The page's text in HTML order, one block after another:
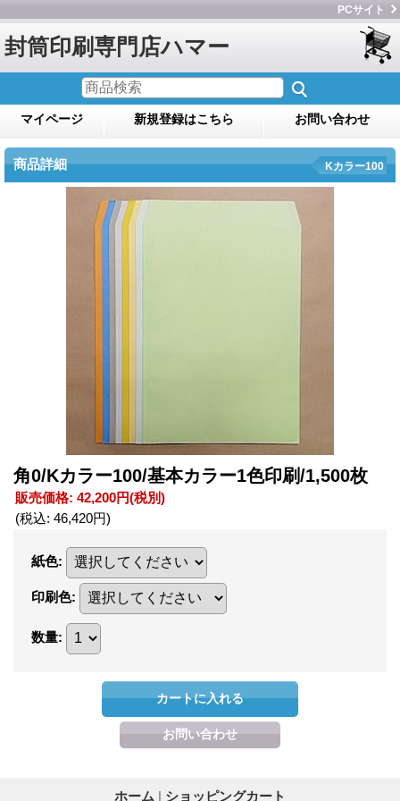
PCサイト
封筒印刷専門店ハマー
マイページ 新規登録はこちら お問い合わせ
商品詳細 Kカラー100
角0/Kカラー100/基本カラー1色印刷/1,500枚
販売価格: 42,200円(税別)
(税込: 46,420円)
紙色:
印刷色:
数量:
ホーム | ショッピングカート